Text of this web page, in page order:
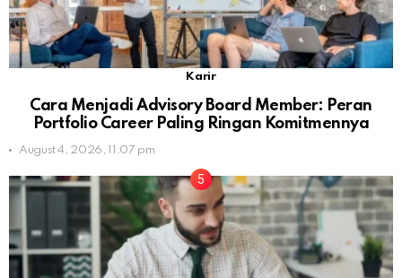
Karir
Cara Menjadi Advisory Board Member: Peran
Portfolio Career Paling Ringan Komitmennya
August 4, 2026, 11:07 pm